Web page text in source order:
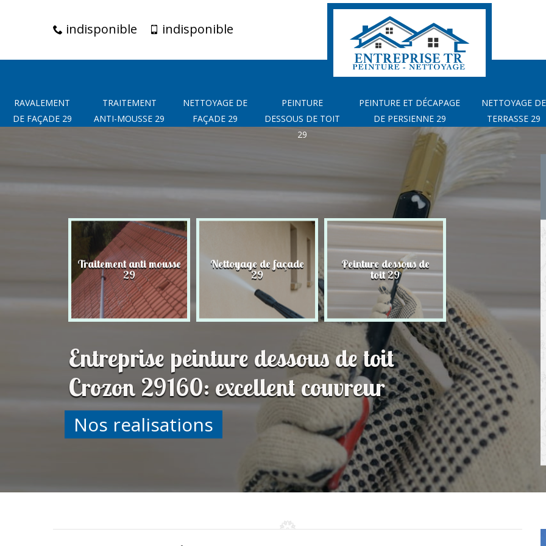
indisponible indisponible
RAVALEMENT
DE FAÇADE 29
TRAITEMENT
ANTI-MOUSSE 29
NETTOYAGE DE
FAÇADE 29
PEINTURE
DESSOUS DE TOIT
29
PEINTURE ET DÉCAPAGE
DE PERSIENNE 29
NETTOYAGE DE
TERRASSE 29
Traitement anti mousse
29
Nettoyage de façade
29
Peinture dessous de
toit 29
Entreprise peinture dessous de toit
Crozon 29160: excellent couvreur
Nos realisations